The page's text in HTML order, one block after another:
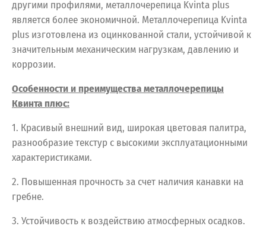
другими профилями, металлочерепица Kvinta plus
является более экономичной. Металлочерепица Kvinta
plus изготовлена из оцинкованной стали, устойчивой к
значительным механическим нагрузкам, давлению и
коррозии.
Особенности и преимущества металлочерепицы
Квинта плюс:
1. Красивый внешний вид, широкая цветовая палитра,
разнообразие текстур с высокими эксплуатационными
характеристиками.
2. Повышенная прочность за счет наличия канавки на
гребне.
3. Устойчивость к воздействию атмосферных осадков.